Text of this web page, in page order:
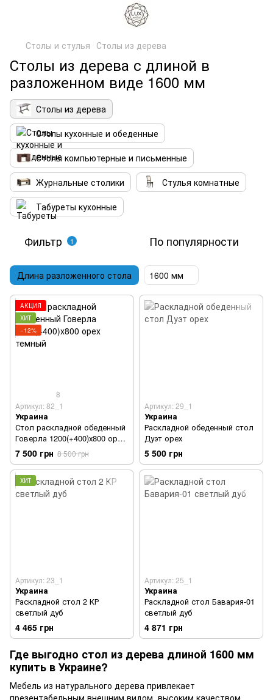
Столы и стулья Столы из дерева
Столы из дерева с длиной в
разложенном виде 1600 мм
Столы из дерева
Столы кухонные и обеденные
Столы компьютерные и письменные
Журнальные столики
Стулья комнатные
Табуреты кухонные
Фильтр 1 По популярности
Длина разложенного стола 1600 мм
АКЦИЯ
ХИТ
−12%
8
Артикул: 82_1
Украина
Стол раскладной обеденный
Говерла 1200(+400)х800 орех
темный
7 500 грн 8 500 грн
Артикул: 29_1
Украина
Раскладной обеденный стол
Дуэт орех
5 500 грн
ХИТ
Артикул: 23_1
Украина
Раскладной стол 2 КР
светлый дуб
4 465 грн
Артикул: 25_1
Украина
Раскладной стол Бавария-01
светлый дуб
4 871 грн
Где выгодно стол из дерева длиной 1600 мм
купить в Украине?
Мебель из натурального дерева привлекает
презентабельным внешним видом, высоким качеством